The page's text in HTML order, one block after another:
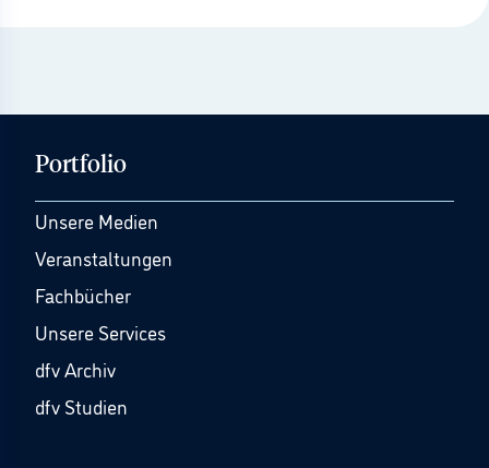
Portfolio
Unsere Medien
Veranstaltungen
Fachbücher
Unsere Services
dfv Archiv
dfv Studien